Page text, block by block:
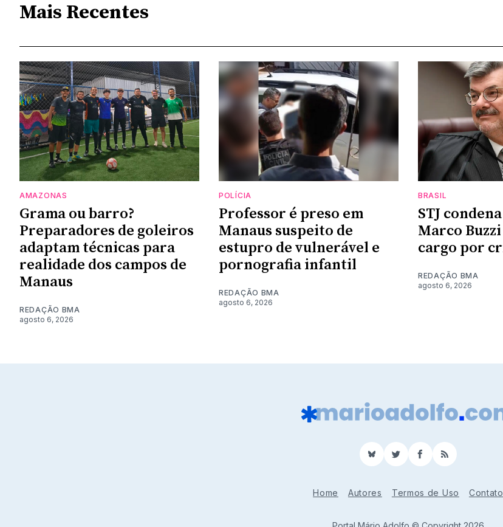
Mais Recentes
AMAZONAS
Grama ou barro?
Preparadores de goleiros
adaptam técnicas para
realidade dos campos de
Manaus
REDAÇÃO BMA
agosto 6, 2026
POLÍCIA
Professor é preso em
Manaus suspeito de
estupro de vulnerável e
pornografia infantil
REDAÇÃO BMA
agosto 6, 2026
BRASIL
STJ
Marco
cargo por
REDAÇÃO BMA
agosto 6, 2026
BlueSkyTwitterFacebook
RSS
Home Autores Termos de Uso Contato